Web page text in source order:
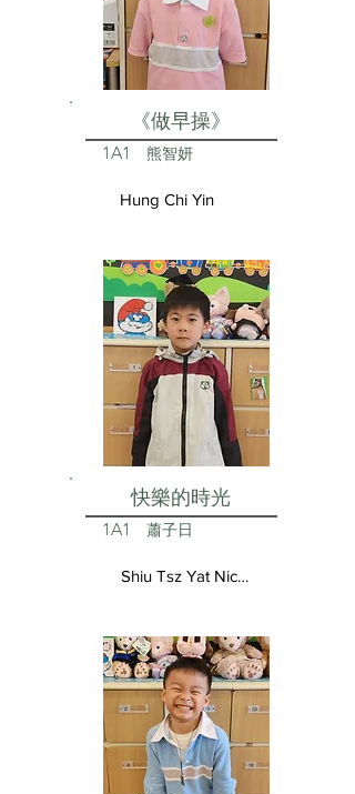
《做早操》
1A1 熊智妍
Hung Chi Yin
快樂的時光
1A1 蕭子日
Shiu Tsz Yat Nicolas